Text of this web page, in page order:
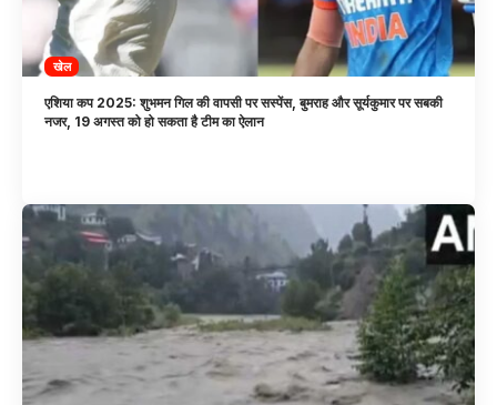
खेल
एशिया कप 2025: शुभमन गिल की वापसी पर सस्पेंस, बुमराह और सूर्यकुमार पर सबकी
नजर, 19 अगस्त को हो सकता है टीम का ऐलान